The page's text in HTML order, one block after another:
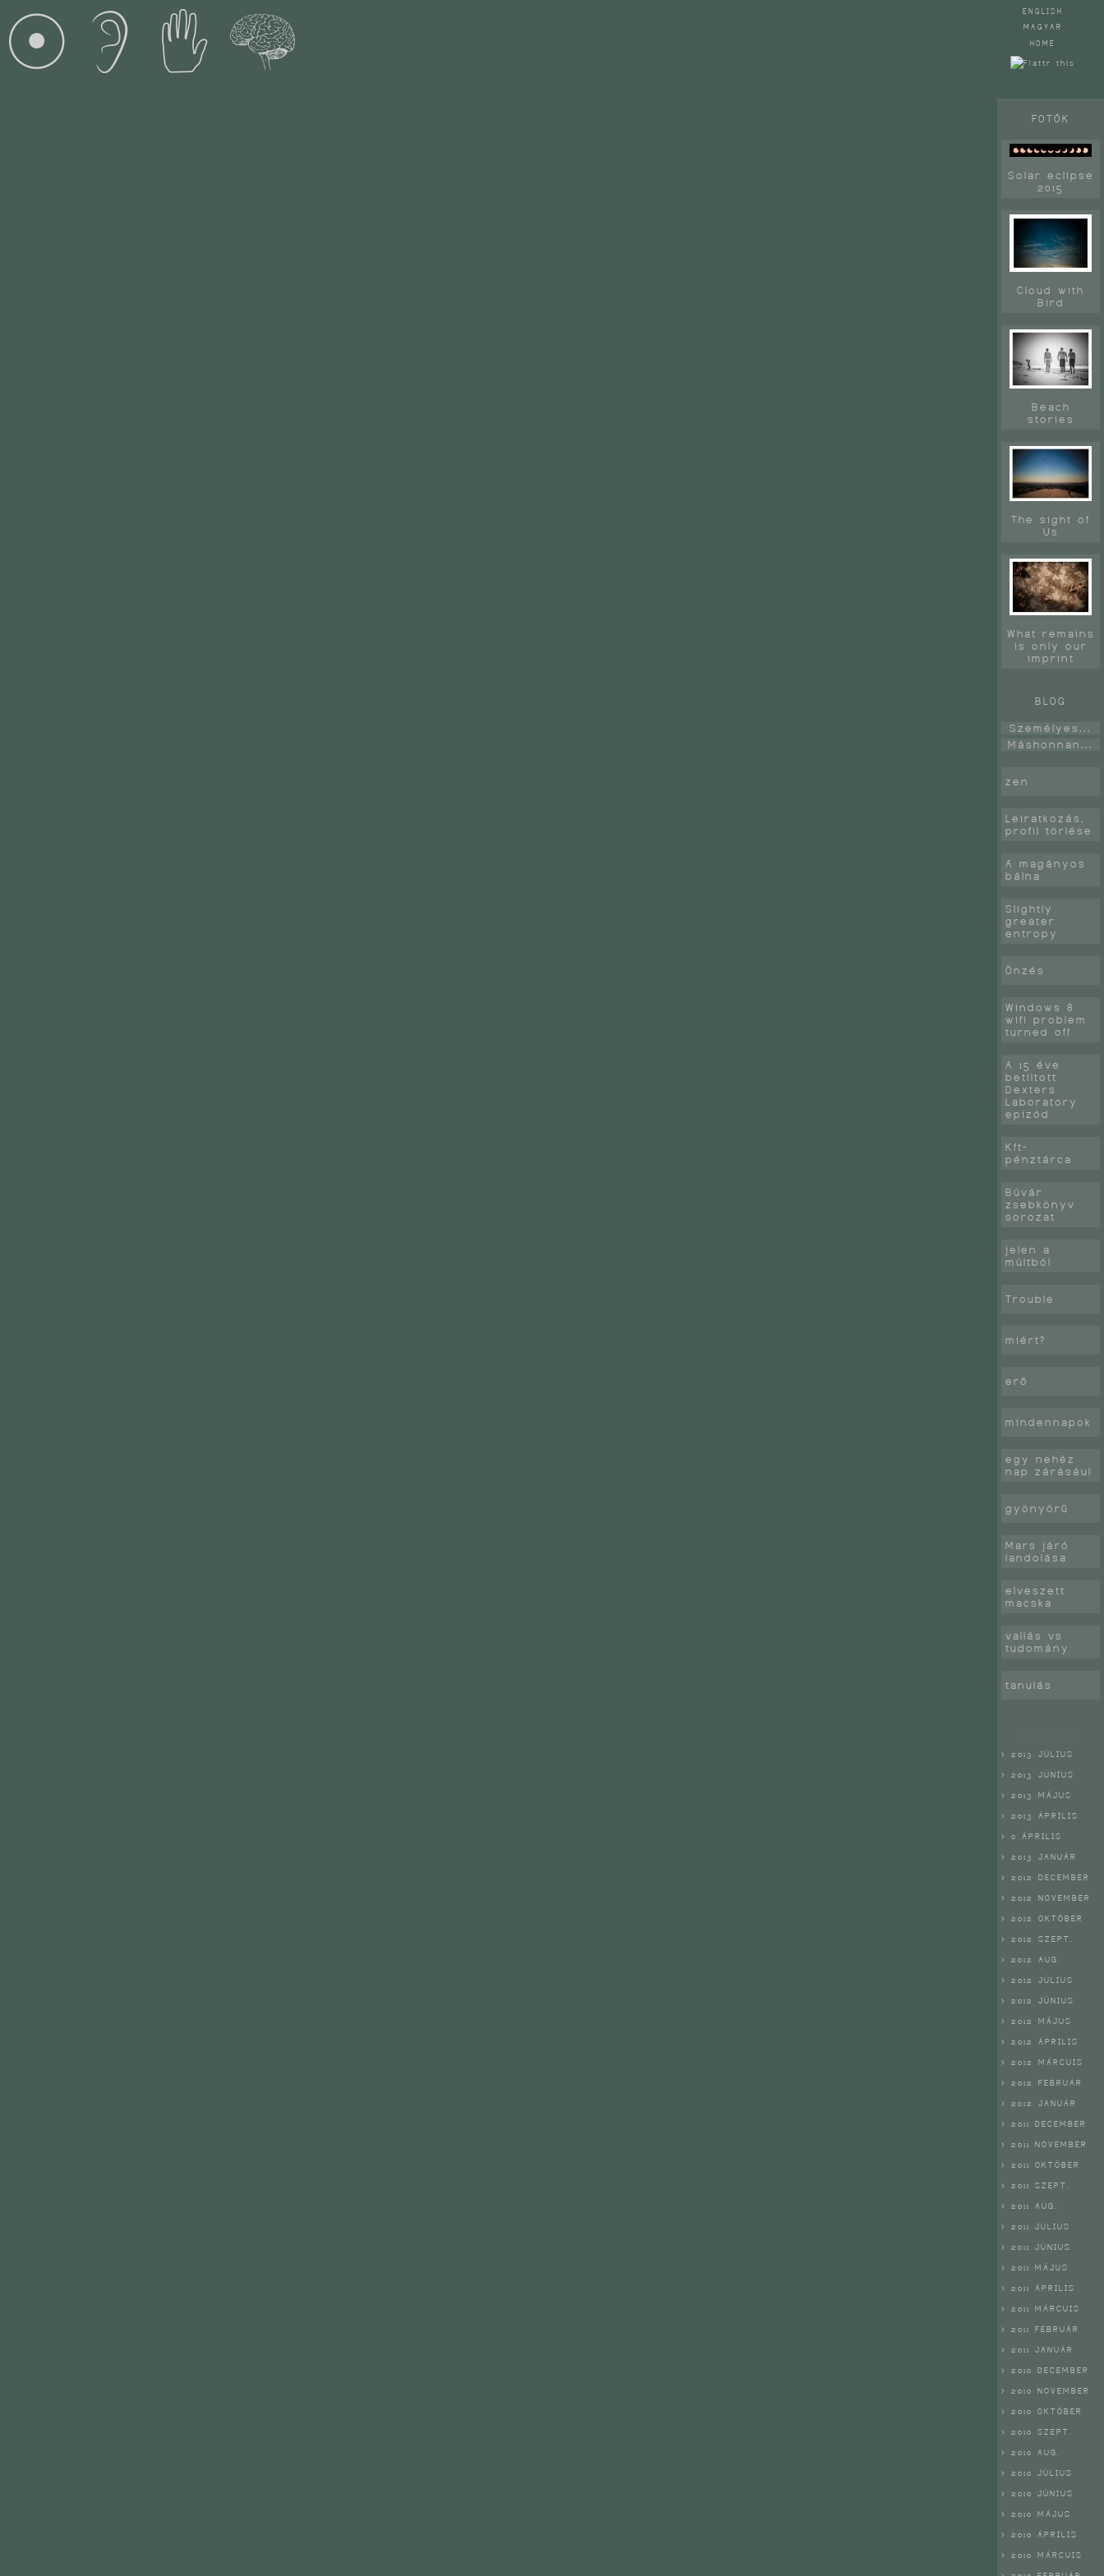
ENGLISH
MAGYAR
HOME
FOTÓK
Solar eclipse
2015
Cloud with
Bird
Beach
stories
The sight of
Us
What remains
is only our
imprint
BLOG
Személyes...
Máshonnan...
zen
Leiratkozás,
profil törlése
A magányos
bálna
Slightly
greater
entropy
Önzés
Windows 8
wifi problem
turned off
A 15 éve
betiltott
Dexters
Laboratory
epizód
Kft-
pénztárca
Búvár
zsebkönyv
sorozat
jelen a
múltból
Trouble
miért?
erő
mindennapok
egy nehéz
nap zárásául
gyönyörű
Mars járó
landolása
elveszett
macska
vallás vs
tudomány
tanulás
> 2013 JÚLIUS
> 2013 JÚNIUS
> 2013 MÁJUS
> 2013 ÁPRILIS
> 0 ÁPRILIS
> 2013 JANUÁR
> 2012 DECEMBER
> 2012 NOVEMBER
> 2012 OKTÓBER
> 2012 SZEPT.
> 2012 AUG.
> 2012 JÚLIUS
> 2012 JÚNIUS
> 2012 MÁJUS
> 2012 ÁPRILIS
> 2012 MÁRCUIS
> 2012 FEBRUÁR
> 2012 JANUÁR
> 2011 DECEMBER
> 2011 NOVEMBER
> 2011 OKTÓBER
> 2011 SZEPT.
> 2011 AUG.
> 2011 JÚLIUS
> 2011 JÚNIUS
> 2011 MÁJUS
> 2011 ÁPRILIS
> 2011 MÁRCUIS
> 2011 FEBRUÁR
> 2011 JANUÁR
> 2010 DECEMBER
> 2010 NOVEMBER
> 2010 OKTÓBER
> 2010 SZEPT.
> 2010 AUG.
> 2010 JÚLIUS
> 2010 JÚNIUS
> 2010 MÁJUS
> 2010 ÁPRILIS
> 2010 MÁRCUIS